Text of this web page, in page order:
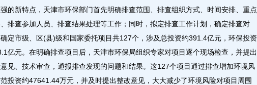
的新特点，天津市环保部门首先明确排查范围、排查组织方式、时间安排、重点
排查参加人员、排查结果处理等工作；同时，拟定排查工作计划，确定排查对
定市级、区(县)级和国家委托项目共127个，涉及总投资约391.4亿元，环保投资
亿元。在明确排查项目后，天津市环保局组织专家对项目逐个现场检查，并提出
见、技术审查，通报排查发现的问题和结果。这127个项目通过排查增加环境风
投资约47641.44万元，并及时提出整改意见，大大减少了环境风险对项目周围